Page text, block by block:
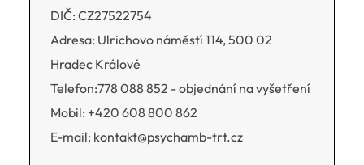
DIČ: CZ27522754
Adresa: Ulrichovo náměstí 114, 500 02
Hradec Králové
Telefon:778 088 852 - objednání na vyšetření
Mobil: +420 608 800 862
E-mail: kontakt@psychamb-trt.cz